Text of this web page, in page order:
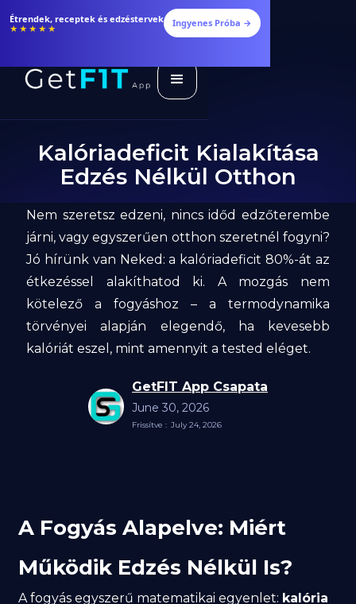
Étrendek, receptek és edzéstervek
★★★★★ Ingyenes Próba →
Kalóriadeficit Kialakítása
Edzés Nélkül Otthon
Nem szeretsz edzeni, nincs időd edzőterembe
járni, vagy egyszerűen otthon szeretnél fogyni?
Jó hírünk van Neked: a kalóriadeficit 80%-át az
étkezéssel alakíthatod ki. A mozgás nem
kötelező a fogyáshoz – a termodynamika
törvényei alapján elegendő, ha kevesebb
kalóriát eszel, mint amennyit a tested eléget.
GetFIT App Csapata
June 30, 2026
Frissítve : July 24, 2026
A Fogyás Alapelve: Miért
Működik Edzés Nélkül Is?
A fogyás egyszerű matematikai egyenlet: kalória